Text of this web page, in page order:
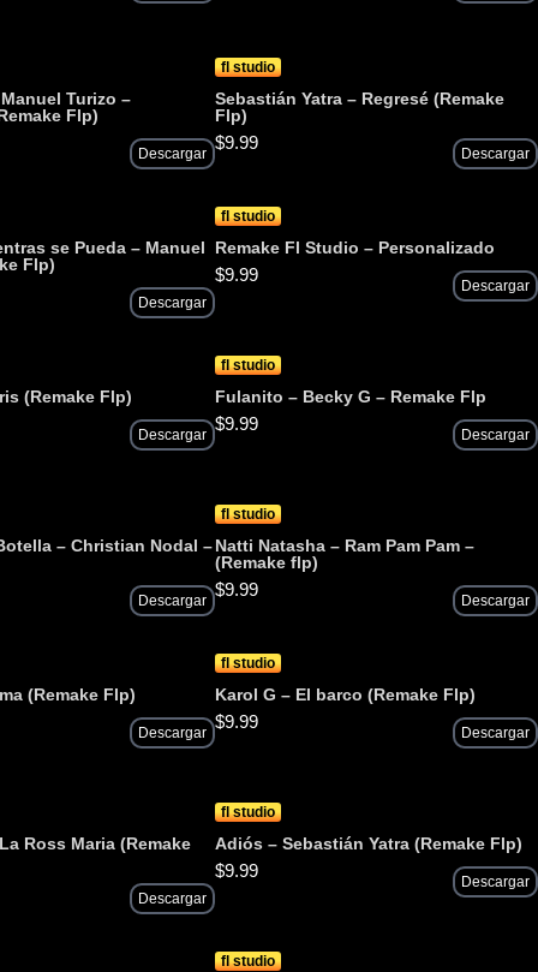
Turizo –
Flp)
Descargar
fl studio
Sebastián Yatra – Regresé (Remake
Flp)
$9.99
Descargar
se Pueda – Manuel
Flp)
Descargar
fl studio
Remake Fl Studio – Personalizado
$9.99
Descargar
(Remake Flp)
Descargar
fl studio
Fulanito – Becky G – Remake Flp
$9.99
Descargar
– Christian Nodal –
Descargar
fl studio
Natti Natasha – Ram Pam Pam –
(Remake flp)
$9.99
Descargar
(Remake Flp)
Descargar
fl studio
Karol G – El barco (Remake Flp)
$9.99
Descargar
Ross Maria (Remake
Descargar
fl studio
Adiós – Sebastián Yatra (Remake Flp)
$9.99
Descargar
fl studio